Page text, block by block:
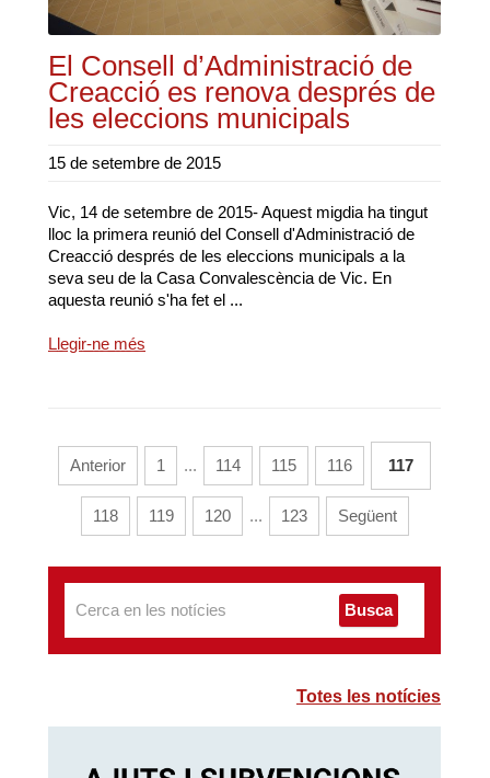
El Consell d’Administració de
Creacció es renova després de
les eleccions municipals
15 de setembre de 2015
Vic, 14 de setembre de 2015- Aquest migdia ha tingut
lloc la primera reunió del Consell d'Administració de
Creacció després de les eleccions municipals a la
seva seu de la Casa Convalescència de Vic. En
aquesta reunió s'ha fet el ...
Llegir-ne més
Anterior 1 ... 114 115 116 117
118 119 120 ... 123 Següent
Busca
Totes les notícies